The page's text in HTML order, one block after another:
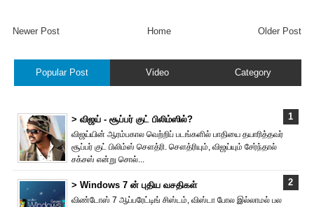
Newer Post Older Post
Home
Popular Post Video Category
> விஜய் - சூப்பர் குட் பிலிம்ஸில்?
விஜய்யின் ஆரம்பகால வெற்றிப் படங்களில் பாதியை தயா‌ரித்தவர்
சூப்பர் குட் பிலிம்ஸ் சௌத்‌ரி. சௌத்‌ரியும், விஜய்யும் சேர்ந்தால்
சக்சஸ் என்று சொல்...
> Windows 7 ன் புதிய வசதிகள்
விண்டோஸ் 7 ஆப்பரேட்டிங் சிஸ்டம், விஸ்டா போல இல்லாமல் பல